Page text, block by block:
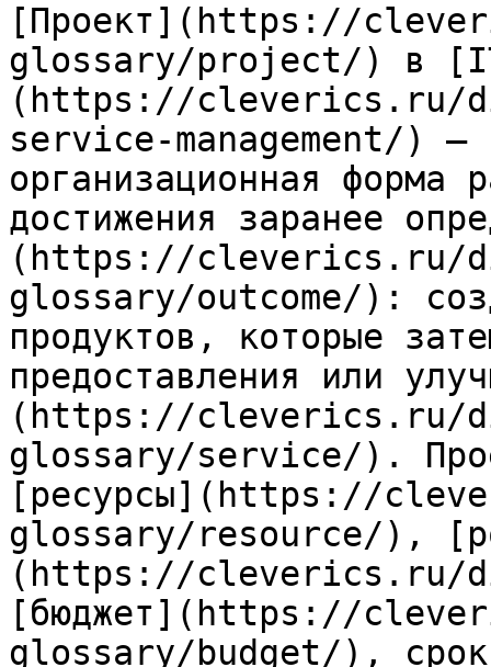
[Проект](https://
glossary/project/) в
(https://cleverics.ru/
service-management/) —
организационная форма
достижения заранее
(https://cleverics.ru/
glossary/outcome/):
продуктов, которые
предоставления или
(https://cleverics.ru/
glossary/service/).
[ресурсы](https://
glossary/resource/),
(https://cleverics.ru/
[бюджет](https://
glossary/budget/),